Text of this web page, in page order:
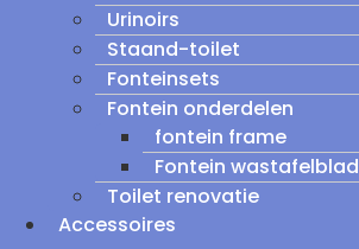
Urinoirs
Staand-toilet
Fonteinsets
Fontein onderdelen
fontein frame
Fontein wastafelblad
Toilet renovatie
Accessoires